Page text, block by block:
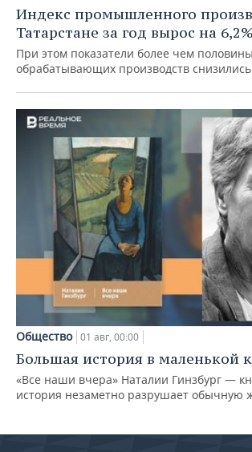
Индекс промышленного
Татарстане за год вырос на 6,2%
При этом показатели более чем половины
обрабатывающих производств снизились
Общество 01 авг, 00:00
Большая история в маленькой
«Все наши вчера» Наталии Гинзбург —
история незаметно разрушает обычную